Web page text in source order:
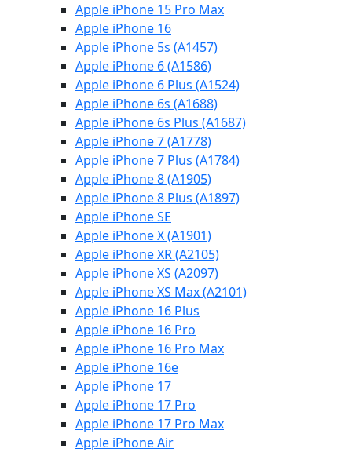
Apple iPhone 15 Pro Max
Apple iPhone 16
Apple iPhone 5s (A1457)
Apple iPhone 6 (A1586)
Apple iPhone 6 Plus (A1524)
Apple iPhone 6s (A1688)
Apple iPhone 6s Plus (A1687)
Apple iPhone 7 (A1778)
Apple iPhone 7 Plus (A1784)
Apple iPhone 8 (A1905)
Apple iPhone 8 Plus (A1897)
Apple iPhone SE
Apple iPhone X (A1901)
Apple iPhone XR (A2105)
Apple iPhone XS (A2097)
Apple iPhone XS Max (A2101)
Apple iPhone 16 Plus
Apple iPhone 16 Pro
Apple iPhone 16 Pro Max
Apple iPhone 16e
Apple iPhone 17
Apple iPhone 17 Pro
Apple iPhone 17 Pro Max
Apple iPhone Air